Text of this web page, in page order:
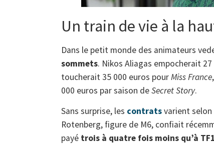
Un train de vie à la
Dans le petit monde des animateurs
sommets. Nikos Aliagas empocherait
toucherait 35 000 euros pourMiss France
000 euros par saison deSecret Story.
Sans surprise, les contratsvarient selon
Rotenberg, figure de M6, confiait
payé trois à quatre fois moins qu’à TF1